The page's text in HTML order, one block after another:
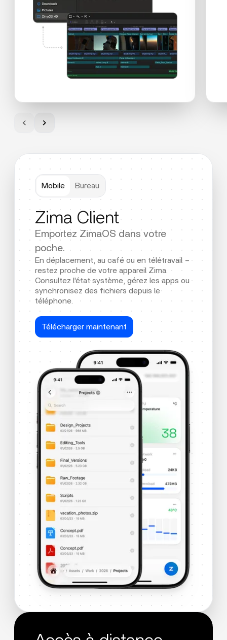
Mobile Bureau
Zima Client
Emportez ZimaOS dans votre
poche.
En déplacement, au café ou en télétravail –
restez proche de votre appareil Zima.
Consultez l'état système, gérez les apps ou
synchronisez des fichiers depuis le
téléphone.
Télécharger maintenant